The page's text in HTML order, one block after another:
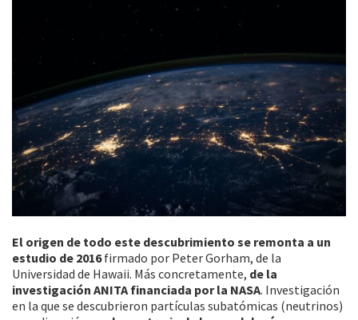
El origen de todo este descubrimiento se remonta a un
estudio de 2016firmado por Peter Gorham, de la
Universidad de Hawaii. Más concretamente, de la
investigación ANITA financiada por la NASA. Investigación
en la que se descubrieron partículas subatómicas (neutrinos)